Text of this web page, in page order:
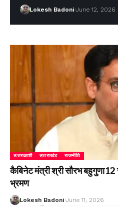
Lokesh Badoni June 12, 2026
उत्तरकाशी उत्तराखंड राजनीति
कैबिनेट मंत्री श्री सौरभ बहुगुणा
भ्रमण
Lokesh Badoni June 11, 2026